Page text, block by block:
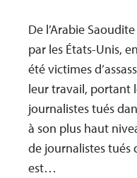
De l’Arabie
par les États-Unis,
été victimes
leur travail, portant
journalistes tués
à son plus haut
de journalistes tués
est…